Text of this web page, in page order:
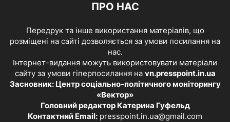
ПРО НАС
Передрук та інше використання матеріалів, що
розміщені на сайті дозволяється за умови посилання на
нас.
Інтернет-видання можуть використовувати матеріали
сайту за умови гіперпосилання на vn.presspoint.in.ua
Засновник: Центр соціально-політичного моніторингу
«Вектор»
Головний редактор Катерина Гуфельд
Контактний Email: presspoint.in.ua@gmail.com